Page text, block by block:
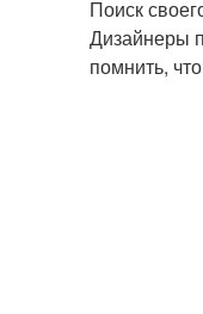
Поиск
Дизайнеры
помнить,